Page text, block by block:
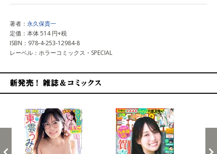
著者： 永久保貴一
定価：本体 514 円+税
ISBN：978-4-253-12984-8
レーベル：ホラーコミックス・SPECIAL